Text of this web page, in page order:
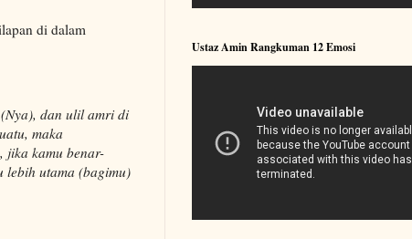
di dalam
dan ulil amri di
maka
jika kamu benar-
lebih utama (bagimu)
Ustaz Amin Rangkuman 12 Emosi